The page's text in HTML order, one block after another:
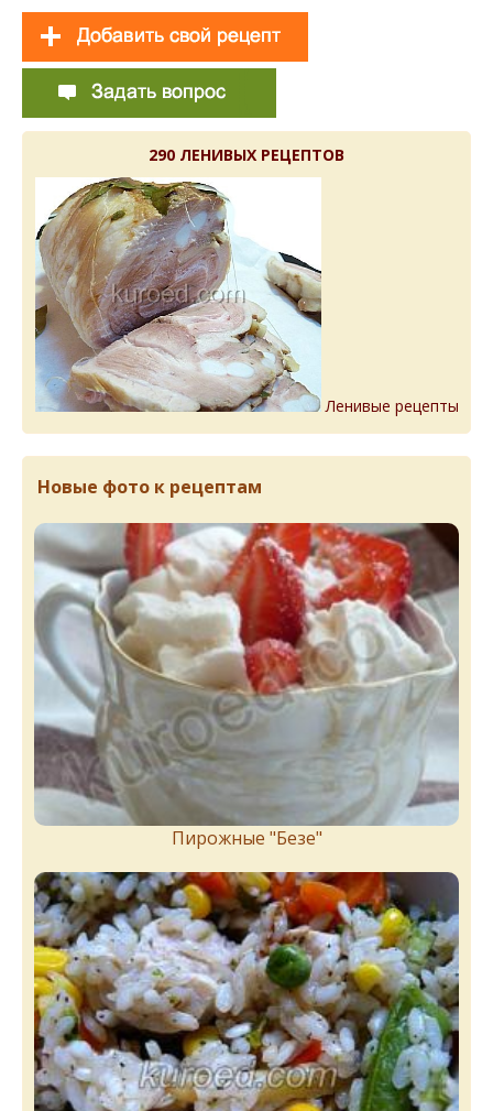
290 ЛЕНИВЫХ РЕЦЕПТОВ
Ленивые рецепты
Новые фото к рецептам
Пирожныe "Бeзe"